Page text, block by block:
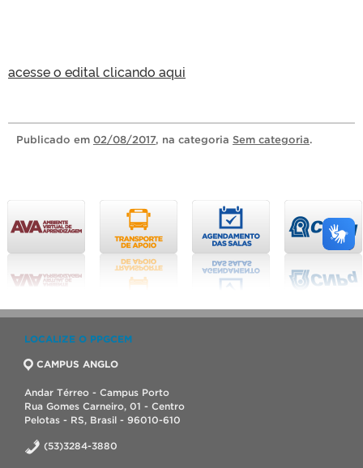
acesse o edital clicando aqui
Publicado em 02/08/2017, na categoria Sem categoria.
LOCALIZE O PPGCEM
CAMPUS ANGLO
Andar Térreo - Campus Porto
Rua Gomes Carneiro, 01 - Centro
Pelotas - RS, Brasil - 96010-610
(53)3284-3880